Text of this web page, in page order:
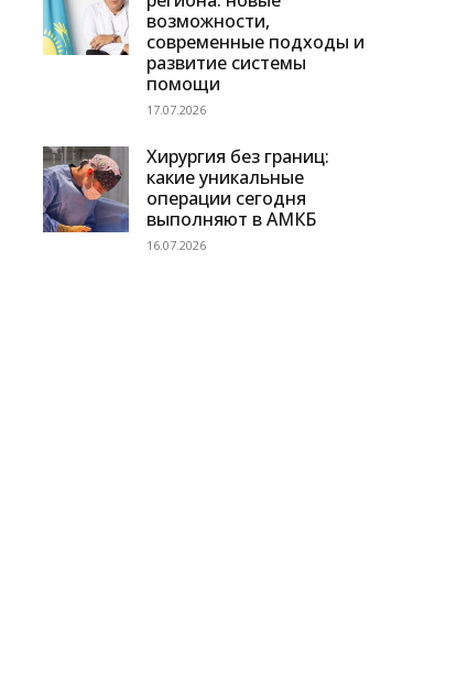
возможности,
современные подходы и
развитие системы
помощи
17.07.2026
Хирургия без границ:
какие уникальные
операции сегодня
выполняют в АМКБ
16.07.2026